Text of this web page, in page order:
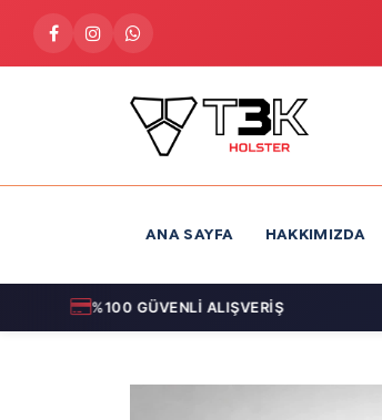
ANA SAYFA HAKKIMIZDA
%100 GÜVENLİ ALIŞVERİŞ